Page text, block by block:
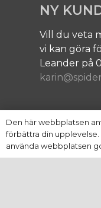
NY
Vill du veta
vi kan göra
Leander på
JOBBA
Vi är
till vårt
Den här webbplatsen
förbättra din
använda webbplatsen